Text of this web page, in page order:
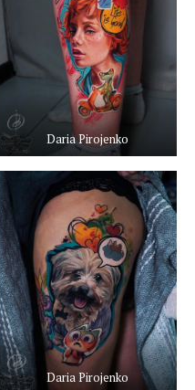
Daria Pirojenko
Daria Pirojenko